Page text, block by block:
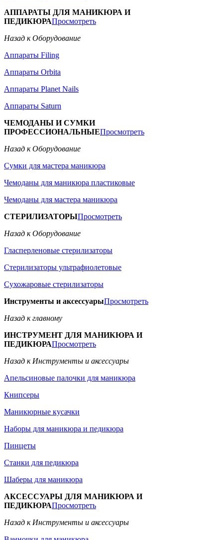
АППАРАТЫ ДЛЯ МАНИКЮРА И
ПЕДИКЮРАПросмотреть
Назад к Оборудование
Аппараты Filing
Аппараты Orbita
Аппараты Planet Nails
Аппараты Saturn
ЧЕМОДАНЫ И СУМКИ
ПРОФЕССИОНАЛЬНЫЕПросмотреть
Назад к Оборудование
Сумки для мастера маникюра
Чемоданы для маникюра пластиковые
Чемоданы для мастера маникюра
СТЕРИЛИЗАТОРЫПросмотреть
Назад к Оборудование
Гласперленовые стерилизаторы
Стерилизаторы ультрафиолетовые
Сухожаровые стерилизаторы
Инструменты и аксессуарыПросмотреть
Назад к главному
ИНСТРУМЕНТ ДЛЯ МАНИКЮРА И
ПЕДИКЮРАПросмотреть
Назад к Инструменты и аксессуары
Апельсиновые палочки для маникюра
Книпсеры
Маникюрные кусачки
Наборы для маникюра и педикюра
Пинцеты
Станки для педикюра
Шаберы для маникюра
АКСЕССУАРЫ ДЛЯ МАНИКЮРА И
ПЕДИКЮРАПросмотреть
Назад к Инструменты и аксессуары